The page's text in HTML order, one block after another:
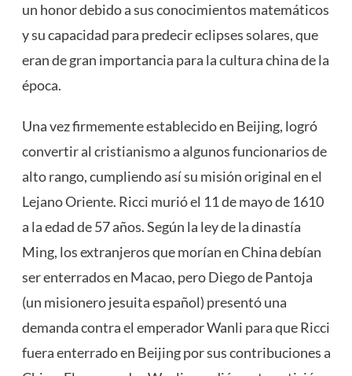
un honor debido a sus conocimientos matemáticos
y su capacidad para predecir eclipses solares, que
eran de gran importancia para la cultura china de la
época.
Una vez firmemente establecido en Beijing, logró
convertir al cristianismo a algunos funcionarios de
alto rango, cumpliendo así su misión original en el
Lejano Oriente. Ricci murió el 11 de mayo de 1610
a la edad de 57 años. Según la ley de la dinastía
Ming, los extranjeros que morían en China debían
ser enterrados en Macao, pero Diego de Pantoja
(un misionero jesuita español) presentó una
demanda contra el emperador Wanli para que Ricci
fuera enterrado en Beijing por sus contribuciones a